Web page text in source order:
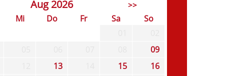
Aug 2026 >>
Mi Do Fr Sa
So
09
13 15
16